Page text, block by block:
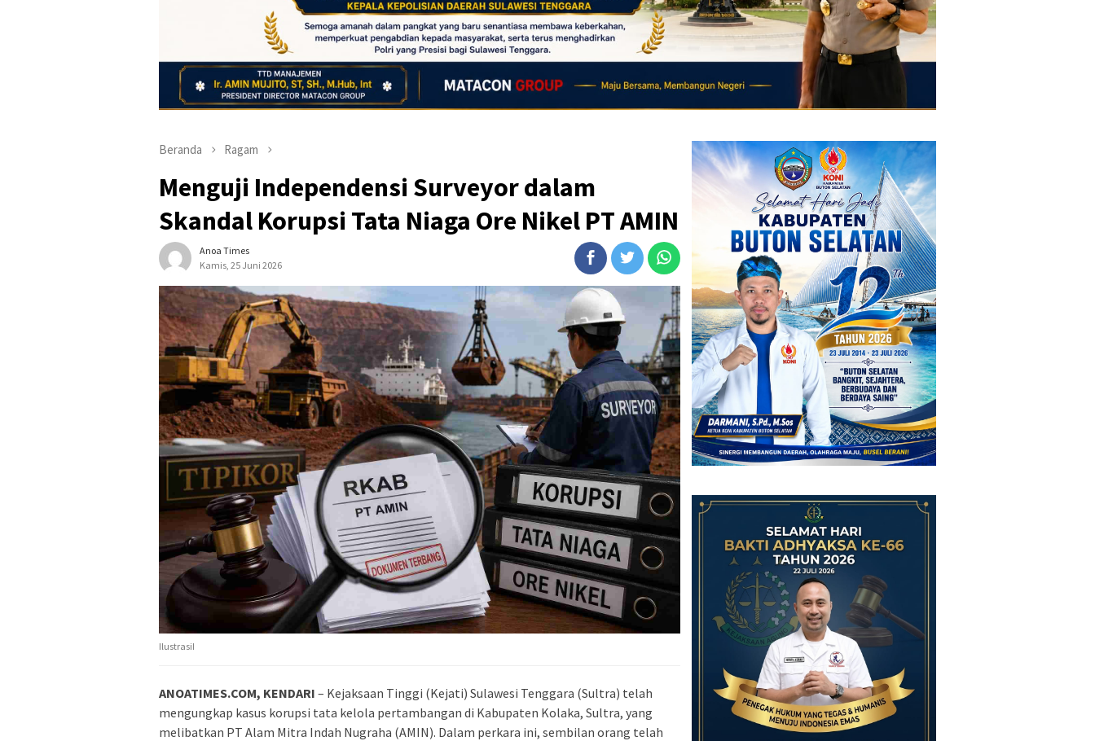
Beranda Ragam
Menguji Independensi Surveyor dalam
Skandal Korupsi Tata Niaga Ore Nikel PT AMIN
Anoa Times
Kamis, 25 Juni 2026
IlustrasiI
ANOATIMES.COM, KENDARI – Kejaksaan Tinggi (Kejati) Sulawesi Tenggara (Sultra) telah
mengungkap kasus korupsi tata kelola pertambangan di Kabupaten Kolaka, Sultra, yang
melibatkan PT Alam Mitra Indah Nugraha (AMIN). Dalam perkara ini, sembilan orang telah